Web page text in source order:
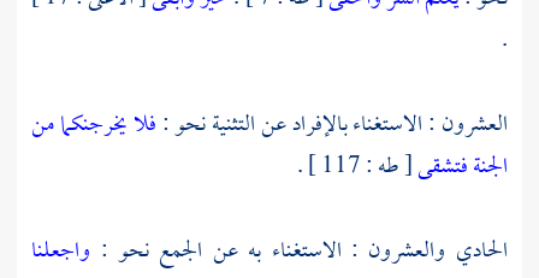
.
العشرون : الاستغناء بالإفراد عن التثنية نحو :فلا يخرجنكما من
الجنة فتشقى[ طه : 117 ] .
الحادي والعشرون : الاستغناء به عن الجمع نحو : واجعلنا